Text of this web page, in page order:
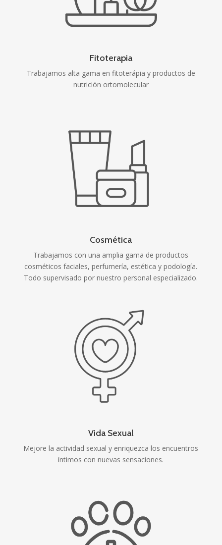
Fitoterapia
Trabajamos alta gama en fitoterápia y productos de
nutrición ortomolecular
Cosmética
Trabajamos con una amplia gama de productos
cosméticos faciales, perfumería, estética y podología.
Todo supervisado por nuestro personal especializado.
Vida Sexual
Mejore la actividad sexual y enriquezca los encuentros
íntimos con nuevas sensaciones.